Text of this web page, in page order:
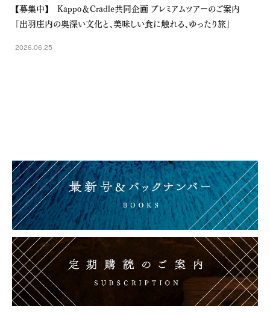
【募集中】 Kappo＆Cradle共同企画 プレミアムツアーのご案内
「出羽庄内の奥深い文化と、美味しい食に触れる、ゆったり旅」
2026.06.25